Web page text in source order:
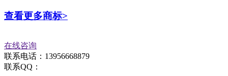
查看更多商标>
在线咨询
联系电话：13956668879
联系QQ：